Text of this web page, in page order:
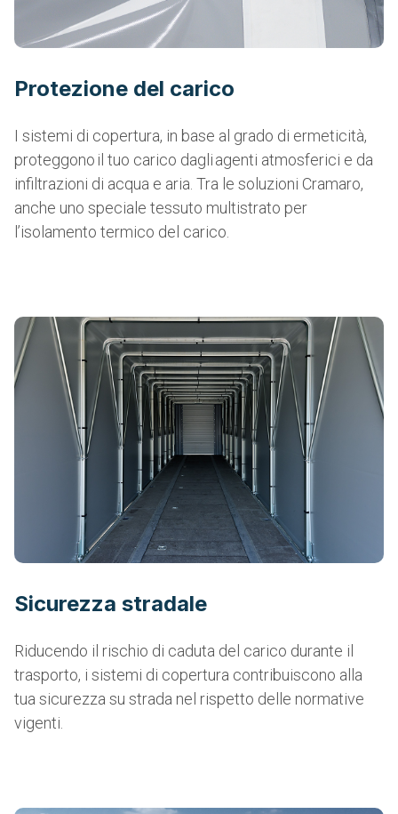
Protezione del carico
I sistemi di copertura, in base al grado di ermeticità,
proteggono il tuo carico dagli agenti atmosferici e da
infiltrazioni di acqua e aria. Tra le soluzioni Cramaro,
anche uno speciale tessuto multistrato per
l’isolamento termico del carico.
Sicurezza stradale
Riducendo il rischio di caduta del carico durante il
trasporto, i sistemi di copertura contribuiscono alla
tua sicurezza su strada nel rispetto delle normative
vigenti.